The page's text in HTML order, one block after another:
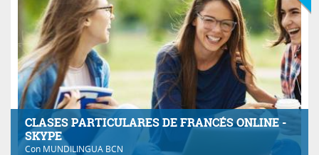
CLASES PARTICULARES DE FRANCÉS ONLINE -
SKYPE
Con MUNDILINGUA BCN